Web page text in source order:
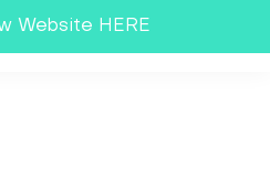
Website HERE